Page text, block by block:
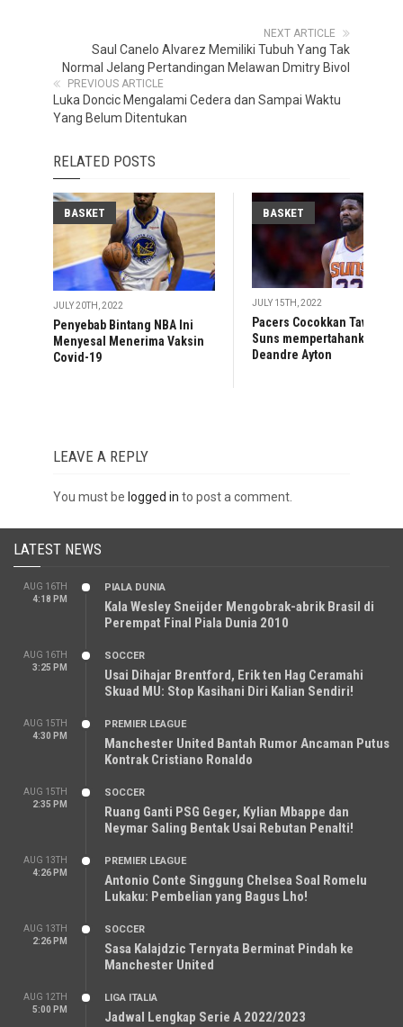
NEXT ARTICLE
Saul Canelo Alvarez Memiliki Tubuh Yang Tak
Normal Jelang Pertandingan Melawan Dmitry Bivol
PREVIOUS ARTICLE
Luka Doncic Mengalami Cedera dan Sampai Waktu
Yang Belum Ditentukan
RELATED POSTS
BASKET
JULY 20TH, 2022
Penyebab Bintang NBA Ini
Menyesal Menerima Vaksin
Covid-19
BASKET
JULY 15TH, 2022
Pacers Cocokkan Tawaran,
Suns mempertahankan
Deandre Ayton
LEAVE A REPLY
You must be logged in to post a comment.
LATEST NEWS
AUG 16TH
4:18 PM
PIALA DUNIA
Kala Wesley Sneijder Mengobrak-abrik Brasil di
Perempat Final Piala Dunia 2010
AUG 16TH
3:25 PM
SOCCER
Usai Dihajar Brentford, Erik ten Hag Ceramahi
Skuad MU: Stop Kasihani Diri Kalian Sendiri!
AUG 15TH
4:30 PM
PREMIER LEAGUE
Manchester United Bantah Rumor Ancaman Putus
Kontrak Cristiano Ronaldo
AUG 15TH
2:35 PM
SOCCER
Ruang Ganti PSG Geger, Kylian Mbappe dan
Neymar Saling Bentak Usai Rebutan Penalti!
AUG 13TH
4:26 PM
PREMIER LEAGUE
Antonio Conte Singgung Chelsea Soal Romelu
Lukaku: Pembelian yang Bagus Lho!
AUG 13TH
2:26 PM
SOCCER
Sasa Kalajdzic Ternyata Berminat Pindah ke
Manchester United
AUG 12TH
5:00 PM
LIGA ITALIA
Jadwal Lengkap Serie A 2022/2023